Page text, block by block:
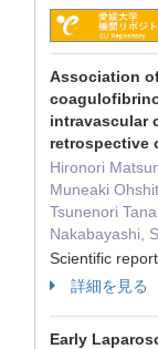
Association
intravascular
retrospective
Hironori
Muneaki
Tsunenori
Nakabayashi,
Scientific
詳細を見る
Early